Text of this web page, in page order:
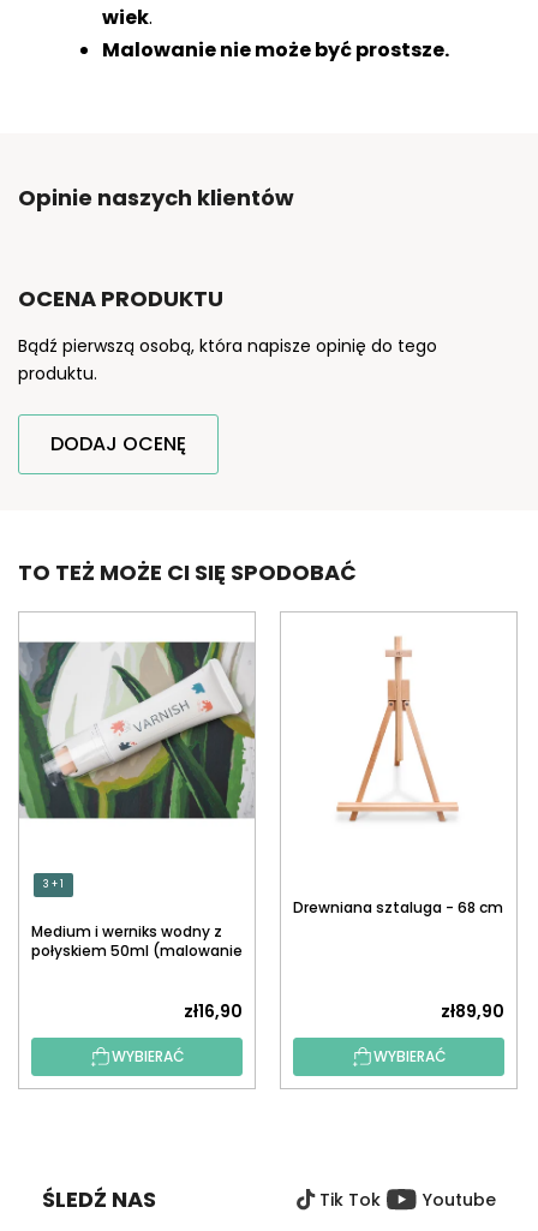
wiek.
Malowanie nie może być prostsze.
Opinie naszych klientów
OCENA PRODUKTU
Bądź pierwszą osobą, która napisze opinię do tego
produktu.
DODAJ OCENĘ
TO TEŻ MOŻE CI SIĘ SPODOBAĆ
3 + 1
Medium i werniks wodny z
połyskiem 50ml (malowanie
zł16,90
WYBIERAĆ
Drewniana sztaluga - 68 cm
zł89,90
WYBIERAĆ
ŚLEDŹ NAS Tik Tok Youtube